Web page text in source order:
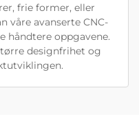
frie former, eller
våre avanserte CNC-
håndtere oppgavene.
designfrihet og